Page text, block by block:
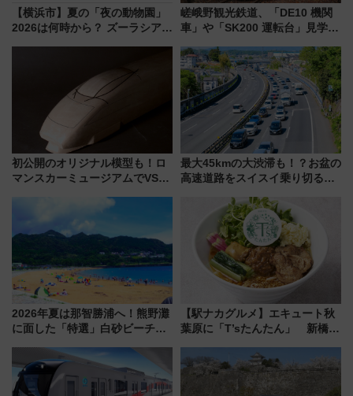
【横浜市】夏の「夜の動物園」
2026は何時から？ ズーラシア・
嵯峨野観光鉄道、「DE10 機関
車」や「SK200 運転台」見学ツ
トの一環で激レア体験できちゃ
うかも 参加方法やスケジュール
をご紹介
初公開のオリジナル模型も！ロ
マンスカーミュージアムでVSE
最大45kmの大渋滞も！？お盆の
高速道路をスイスイ乗り切る快
2026年夏は那智勝浦へ！熊野灘
に面した「特選」白砂ビーチは
会」は8月11日開催！
【駅ナカグルメ】エキュート秋
葉原に「T’sたんたん」 新橋に
饅」、オムライス専門店「肉と
たまご」新グルメ続々登場！
【2026年8月】